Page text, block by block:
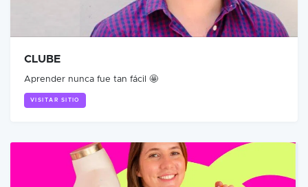
CLUBE
Aprender nunca fue tan fácil 🤩
VISITAR SITIO